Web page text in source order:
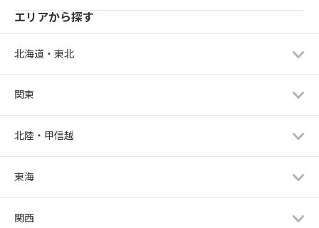
エリアから探す
北海道・東北
関東
北陸・甲信越
東海
関西